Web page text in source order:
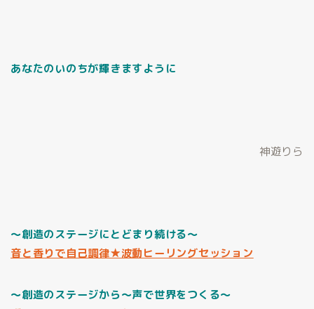
あなたのいのちが輝きますように
神遊りら
～創造のステージにとどまり続ける～
音と香りで自己調律★波動ヒーリングセッション
～創造のステージから～声で世界をつくる～